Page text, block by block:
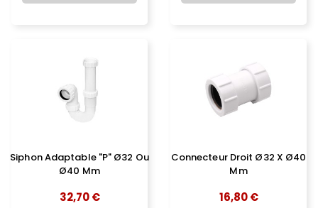
Siphon Adaptable "P" Ø32 Ou
Ø40 Mm
32,70 €
Connecteur Droit Ø32 X Ø40
Mm
16,80 €